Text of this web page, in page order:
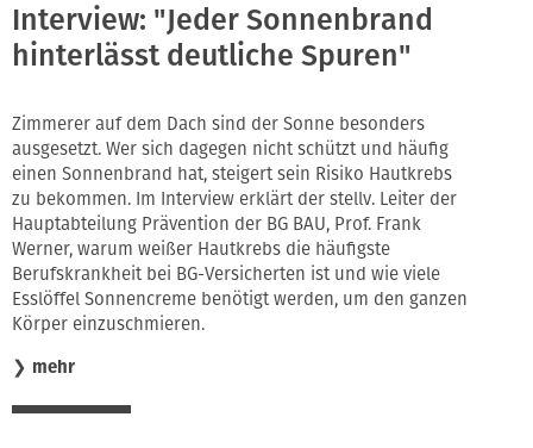
Interview: "Jeder Sonnenbrand
hinterlässt deutliche Spuren"
Zimmerer auf dem Dach sind der Sonne besonders
ausgesetzt. Wer sich dagegen nicht schützt und häufig
einen Sonnenbrand hat, steigert sein Risiko Hautkrebs
zu bekommen. Im Interview erklärt der stellv. Leiter der
Hauptabteilung Prävention der BG BAU, Prof. Frank
Werner, warum weißer Hautkrebs die häufigste
Berufskrankheit bei BG-Versicherten ist und wie viele
Esslöffel Sonnencreme benötigt werden, um den ganzen
Körper einzuschmieren.
❯ mehr